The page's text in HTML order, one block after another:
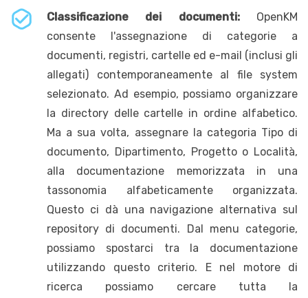
Classificazione dei documenti:OpenKM
consente l'assegnazione di categorie a
documenti, registri, cartelle ed e-mail (inclusi gli
allegati) contemporaneamente al file system
selezionato. Ad esempio, possiamo organizzare
la directory delle cartelle in ordine alfabetico.
Ma a sua volta, assegnare la categoria Tipo di
documento, Dipartimento, Progetto o Località,
alla documentazione memorizzata in una
tassonomia alfabeticamente organizzata.
Questo ci dà una navigazione alternativa sul
repository di documenti. Dal menu categorie,
possiamo spostarci tra la documentazione
utilizzando questo criterio. E nel motore di
ricerca possiamo cercare tutta la